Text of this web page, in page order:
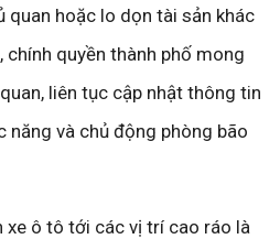
quan hoặc lo dọn tài sản khác
chính quyền thành phố mong
liên tục cập nhật thông tin
và chủ động phòng bão
xe ô tô tới các vị trí cao ráo là